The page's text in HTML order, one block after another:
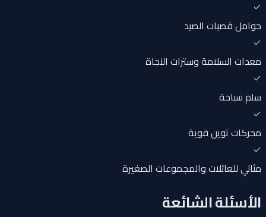
حوامل قصبات الصيد
معدات السلامة وسترات النجاة
سلم سباحة
محركات توين قوية
مثالي للعائلات والمجموعات الصغيرة
الأسئلة الشائعة